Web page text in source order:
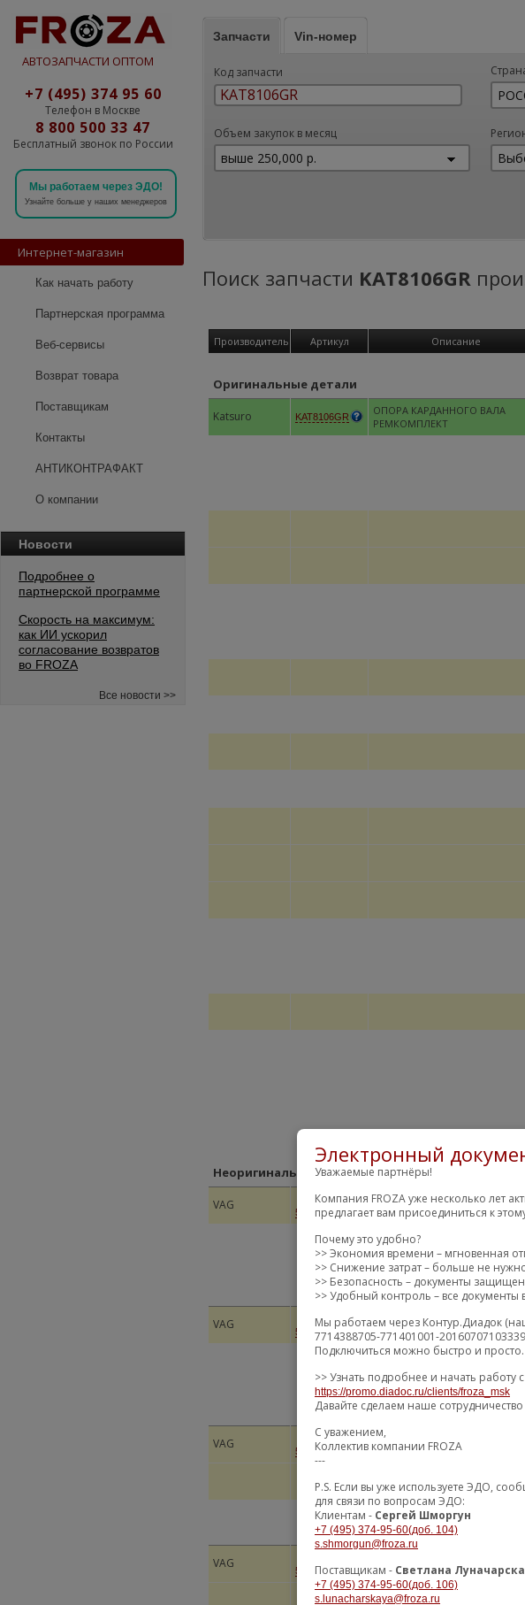
АВТОЗАПЧАСТИ ОПТОМ
+7 (495) 374 95 60
Телефон в Москве
8 800 500 33 47
Бесплатный звонок по России
Мы работаем через ЭДО!
Узнайте больше у наших менеджеров
Интернет-магазин
Как начать работу
Партнерская программа
Веб-сервисы
Возврат товара
Поставщикам
Контакты
АНТИКОНТРАФАКТ
О компании
Новости
Подробнее о
партнерской программе
Скорость на максимум:
как ИИ ускорил
согласование возвратов
во FROZA
Все новости >>
Запчасти Vin-номер
Код запчасти
Объем закупок в месяц
Поиск запчасти KAT8106GR
Производитель Артикул Описание
Оригинальные детали
Katsuro KAT8106GR
ОПОРА КАРДАННОГО ВАЛА
РЕМКОМПЛЕКТ
Неоригинальные замены
VAG 5QF521101P карданный вал 5QF521101P
VAG 5QF521101N KARDANWELL
VAG 5Q0521101BJ PROP SHAFT
VAG 5QJ521101D КАРДАННЫЙ ВАЛ
Электронный
Уважаемые партнёры!
Компания FROZA уже несколько лет
предлагает вам присоединиться к
Почему это удобно?
>> Экономия времени – мгновенная
>> Снижение затрат – больше не
>> Безопасность – документы
>> Удобный контроль – все документы
Мы работаем через Контур.Диадок
7714388705-771401001-
Подключиться можно быстро и просто.
>> Узнать подробнее и начать работу
https://promo.diadoc.ru/clients/froza_msk
Давайте сделаем наше
С уважением,
Коллектив компании FROZA
---
P.S. Если вы уже используете ЭДО,
для связи по вопросам ЭДО:
Клиентам - Сергей Шморгун
+7 (495) 374-95-60(доб. 104)
s.shmorgun@froza.ru
Поставщикам - Светлана
+7 (495) 374-95-60(доб. 106)
s.lunacharskaya@froza.ru